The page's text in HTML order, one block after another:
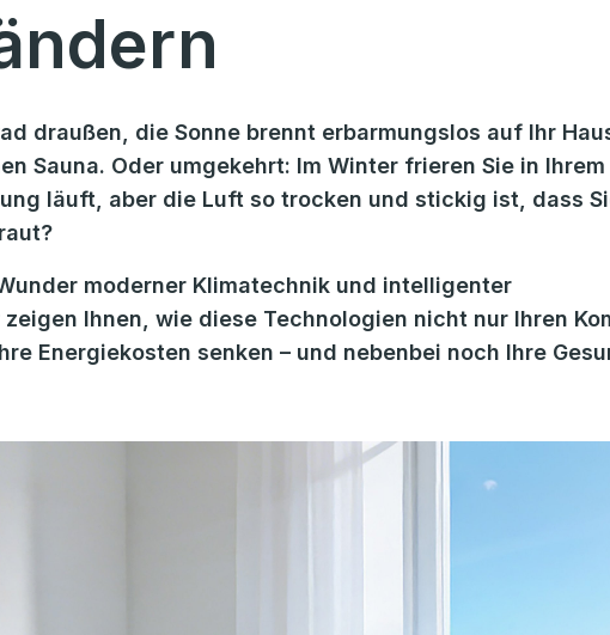
draußen, die Sonne brennt erbarmungslos auf Ihr
Sauna. Oder umgekehrt: Im Winter frieren Sie in Ihrem
läuft, aber die Luft so trocken und stickig ist, dass
moderner Klimatechnik und intelligenter
Ihnen, wie diese Technologien nicht nur Ihren
Energiekosten senken – und nebenbei noch Ihre